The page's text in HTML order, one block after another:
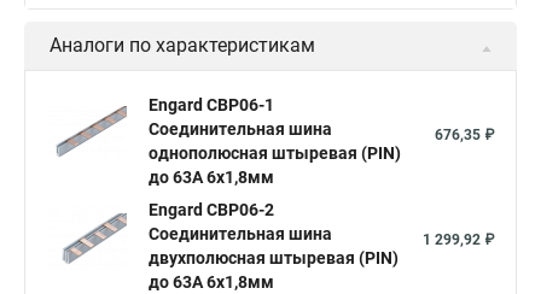
Аналоги по характеристикам
Engard CBP06-1
Соединительная шина
однополюсная штыревая (PIN)
до 63А 6х1,8мм
676,35 ₽
Engard CBP06-2
Соединительная шина
двухполюсная штыревая (PIN)
до 63А 6х1,8мм
1 299,92 ₽